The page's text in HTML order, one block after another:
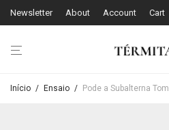
Newsletter About Account Cart
Início / Ensaio / Pode a Subalterna Tomar